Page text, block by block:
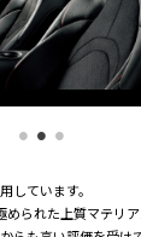
しています。
られた上質マテリ